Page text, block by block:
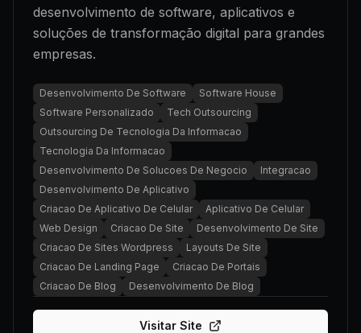
desenvolvimento de software, aplicativos e
soluções de transformação digital para grandes
empresas.
Desenvolvimento De Software
Software House
Software Personalizado
Tech Outsourcing
Outsourcing De Tecnologia Da Informacao
Tecnologia Da Informacao
Desenvolvimento De Solucoes De Negocio
Integracao
Desenvolvimento De Aplicativo
Criacao De Aplicativo De Celular
Aplicativo De Celular
Web Design
Criacao De Site
Desenvolvimento De Site
Criacao De Sites Wordpress
Layouts De Site
Criacao De Landing Page
Criacao De Portais
Criacao De Blog
Desenvolvimento De Blog
Visitar Site